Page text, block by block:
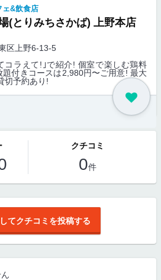
ェ&飲食店
(とりみちさかば) 上野本店
区上野6-13-5
コラえて!｣で紹介! 個室で楽しむ鶏料
付きコースは2,980円〜ご用意! 最大
切予約あり!
クチコミ
0件
てクチコミを投稿する